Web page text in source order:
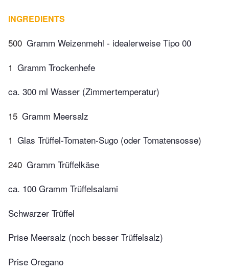
INGREDIENTS
500 Gramm Weizenmehl - idealerweise Tipo 00
1 Gramm Trockenhefe
ca. 300 ml Wasser (Zimmertemperatur)
15 Gramm Meersalz
1 Glas Trüffel-Tomaten-Sugo (oder Tomatensosse)
240 Gramm Trüffelkäse
ca. 100 Gramm Trüffelsalami
Schwarzer Trüffel
Prise Meersalz (noch besser Trüffelsalz)
Prise Oregano